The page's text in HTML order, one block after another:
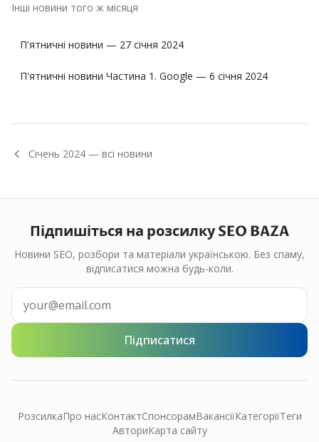
Інші новини того ж місяця
П'ятничні новини — 27 січня 2024
П'ятничні новини Частина 1. Google — 6 січня 2024
Січень 2024 — всі новини
Підпишіться на розсилку SEO BAZA
Новини SEO, розбори та матеріали українською. Без спаму,
відписатися можна будь-коли.
Підписатися
РозсилкаПро насКонтактСпонсорамВакансіїКатегоріїТеги
АвториКарта сайту